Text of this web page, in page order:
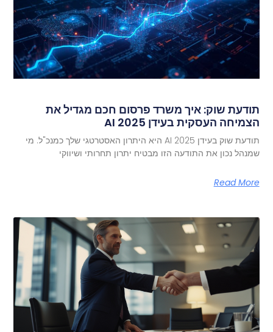
תודעת שוק: איך משרד פרסום חכם מגדיל את
הצמיחה העסקית בעידן AI 2025
תודעת שוק בעידן AI 2025 היא היתרון האסטרטגי שלך כמנכ"ל. מי
שמנהל נכון את התודעה הזו מבטיח יתרון תחרותי ושיווקי
Read More